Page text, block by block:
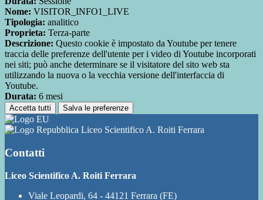
Nome: VISITOR_INFO1_LIVE
Tipologia: analitico
Proprieta: Terza-parte
Descrizione: Questo cookie è impostato da Youtube per tenere
traccia delle preferenze dell'utente per i video di Youtube incorporati
nei siti; può anche determinare se il visitatore del sito web sta
utilizzando la nuova o la vecchia versione dell'interfaccia di
Youtube.
Durata: 6 mesi
Accetta tutti Salva le preferenze
Liceo Scientifico A. Roiti Ferrara
Contatti
Liceo Scientifico A. Roiti Ferrara
Viale Leopardi, 64 - 44121 Ferrara (FE)